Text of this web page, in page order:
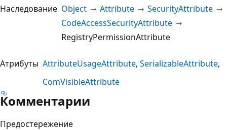
Наследование Object Attribute
SecurityAttribute
CodeAccessSecurityAttribute
RegistryPermissionAttribute
Атрибуты AttributeUsageAttribute SerializableAttribute
ComVisibleAttribute
Комментарии
Предостережение